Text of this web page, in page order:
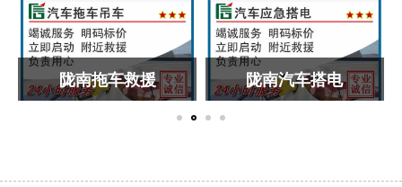
陇南拖车救援 陇南汽车搭电